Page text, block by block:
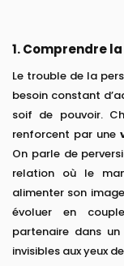
1. Comprendre
Le trouble de la
besoin constant
soif de pouvoir.
renforcent par une
On parle de
relation où le
alimenter son
évoluer en
partenaire dans
invisibles aux yeux